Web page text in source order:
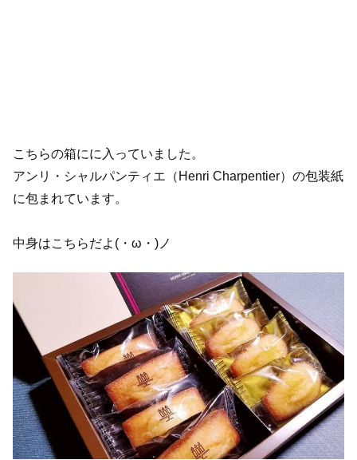
こちらの箱にに入っていました。
アンリ・シャルパンティエ（Henri Charpentier）の包装紙
に包まれています。
中身はこちらだよ(・ω・)ノ